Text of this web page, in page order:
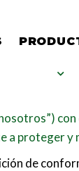
a proteger y
de